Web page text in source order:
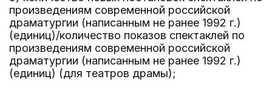
произведениям современной российской
драматургии (написанным не ранее 1992 г.)
(единиц)/количество показов спектаклей по
произведениям современной российской
драматургии (написанным не ранее 1992 г.)
(единиц) (для театров драмы);